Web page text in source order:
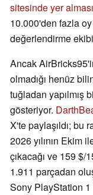
sitesinde yer
10.000'den fazla
değerlendirme
Ancak
olmadığı henüz
tuğladan yapılmış
gösteriyor.
X'te paylaşıldı; bu
2026 yılının Ekim
çıkacağı ve 159 $/
1.911 parçadan
Sony PlayStation